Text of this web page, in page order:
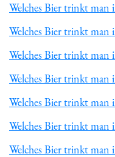
Welches Bier trinkt man
Welches Bier trinkt
Welches Bier trinkt man
Welches Bier trinkt man
Welches Bier trinkt man
Welches Bier trinkt man
Welches Bier trinkt man